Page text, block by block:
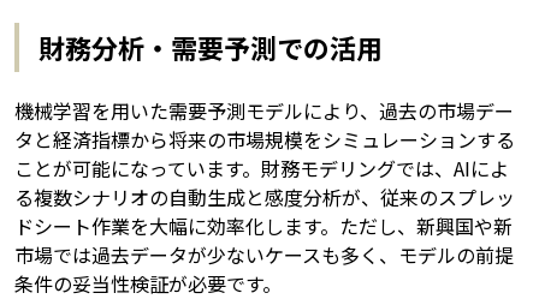
財務分析・需要予測での活用
機械学習を用いた需要予測モデルにより、過去の市場デー
タと経済指標から将来の市場規模をシミュレーションする
ことが可能になっています。財務モデリングでは、AIによ
る複数シナリオの自動生成と感度分析が、従来のスプレッ
ドシート作業を大幅に効率化します。ただし、新興国や新
市場では過去データが少ないケースも多く、モデルの前提
条件の妥当性検証が必要です。